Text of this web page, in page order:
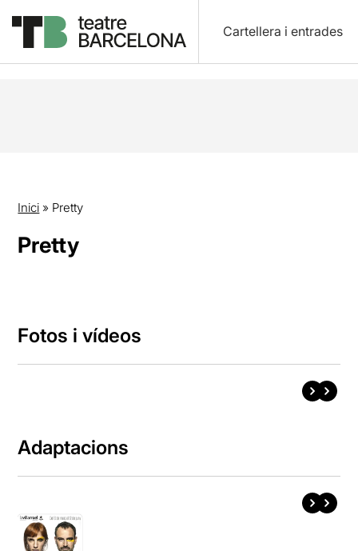
Cartellera i entrades
Inici » Pretty
Pretty
Fotos i vídeos
Adaptacions